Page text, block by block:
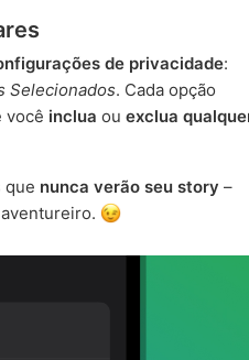
de privacidade:
Selecionados. Cada opção
você inclua ou exclua
que nunca verão seu story –